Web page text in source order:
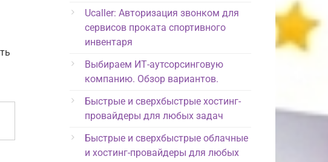
Ucaller: Авторизация звонком для
сервисов проката спортивного
инвентаря
Выбираем ИТ-аутсорсинговую
компанию. Обзор вариантов.
Быстрые и сверхбыстрые хостинг-
провайдеры для любых задач
Быстрые и сверхбыстрые облачные
и хостинг-провайдеры для любых